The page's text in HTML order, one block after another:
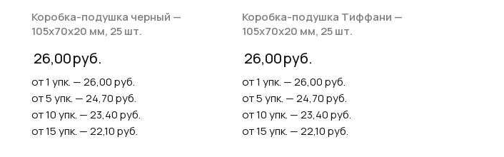
Коробка-подушка черный —
105х70х20 мм, 25 шт.
26,00
от 1 упк. — 26,00 руб.
от 5 упк. — 24,70 руб.
от 10 упк. — 23,40 руб.
от 15 упк. — 22,10 руб.
Коробка-подушка Тиффани —
105х70х20 мм, 25 шт.
26,00
от 1 упк. — 26,00 руб.
от 5 упк. — 24,70 руб.
от 10 упк. — 23,40 руб.
от 15 упк. — 22,10 руб.